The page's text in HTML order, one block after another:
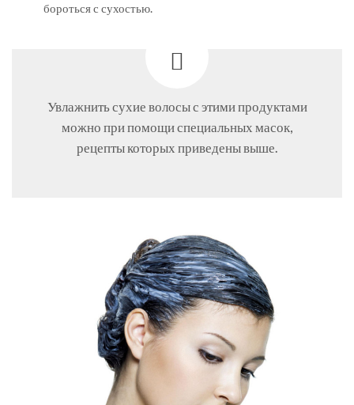
бороться с сухостью.
Увлажнить сухие волосы с этими продуктами
можно при помощи специальных масок,
рецепты которых приведены выше.